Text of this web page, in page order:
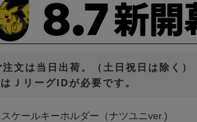
文は当日出荷。（土日祝日は除く）
ＪリーグIDが必要です。
ケールキーホルダー（ナツユニver.)